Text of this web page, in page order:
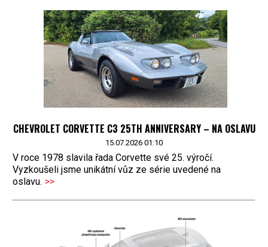
CHEVROLET CORVETTE C3 25TH ANNIVERSARY – NA OSLAVU
15.07.2026 01:10
V roce 1978 slavila řada Corvette své 25. výročí.
Vyzkoušeli jsme unikátní vůz ze série uvedené na
oslavu. >>